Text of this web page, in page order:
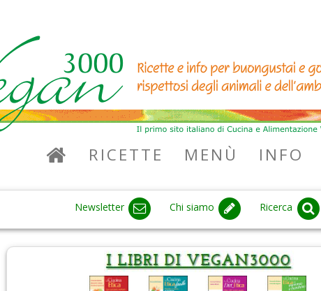
RICETTE MENÙ INFO
Newsletter Chi siamo Ricerca